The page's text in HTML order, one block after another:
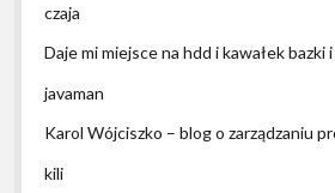
czaja
Daje mi miejsce na hdd i kawałek bazki
javaman
Karol Wójciszko – blog o zarządzaniu
kili